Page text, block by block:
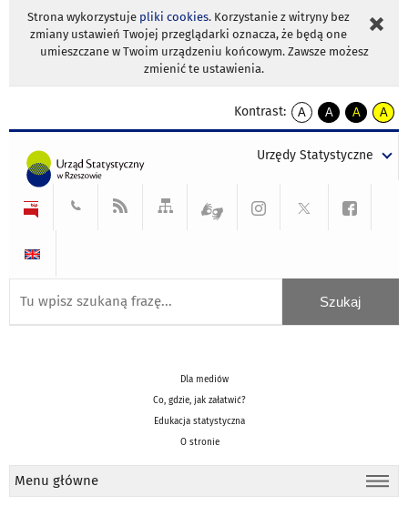
Strona wykorzystuje pliki cookies. Korzystanie z witryny bez
zmiany ustawień Twojej przeglądarki oznacza, że będą one
umieszczane w Twoim urządzeniu końcowym. Zawsze możesz
zmienić te ustawienia.
Kontrast:
A
kontrast
A
kontrast
tekst
czarnym
A
kontrast
tekst
czarnym
A
tekst
żółtym
Urzędy Statystyczne
Dla mediów
Co, gdzie, jak załatwić?
Edukacja statystyczna
O stronie
Menu główne